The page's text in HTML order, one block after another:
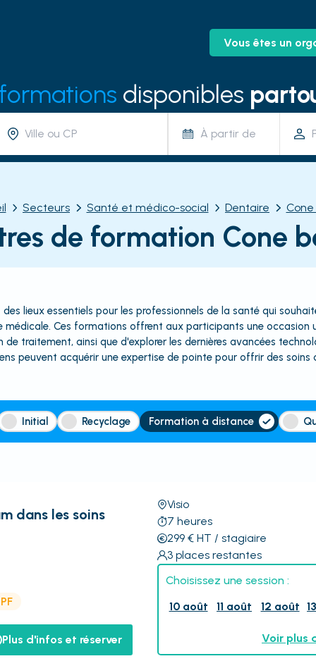
Vous êtes un
disponibles
À partir de
Secteurs Santé et médico-social Dentaire
de formation Cone
lieux essentiels pour les professionnels de la santé qui
Ces formations offrent aux participants une occasion
traitement, ainsi que d'explorer les dernières avancées
peuvent acquérir une expertise de pointe pour offrir des
Initial Recyclage Formation à distance
dans les soins
Plus d'infos et réserver
Visio
7 heures
299€ HT / stagiaire
3 places restantes
Choisissez une session :
10 août
11 août 12 août
Voir plus